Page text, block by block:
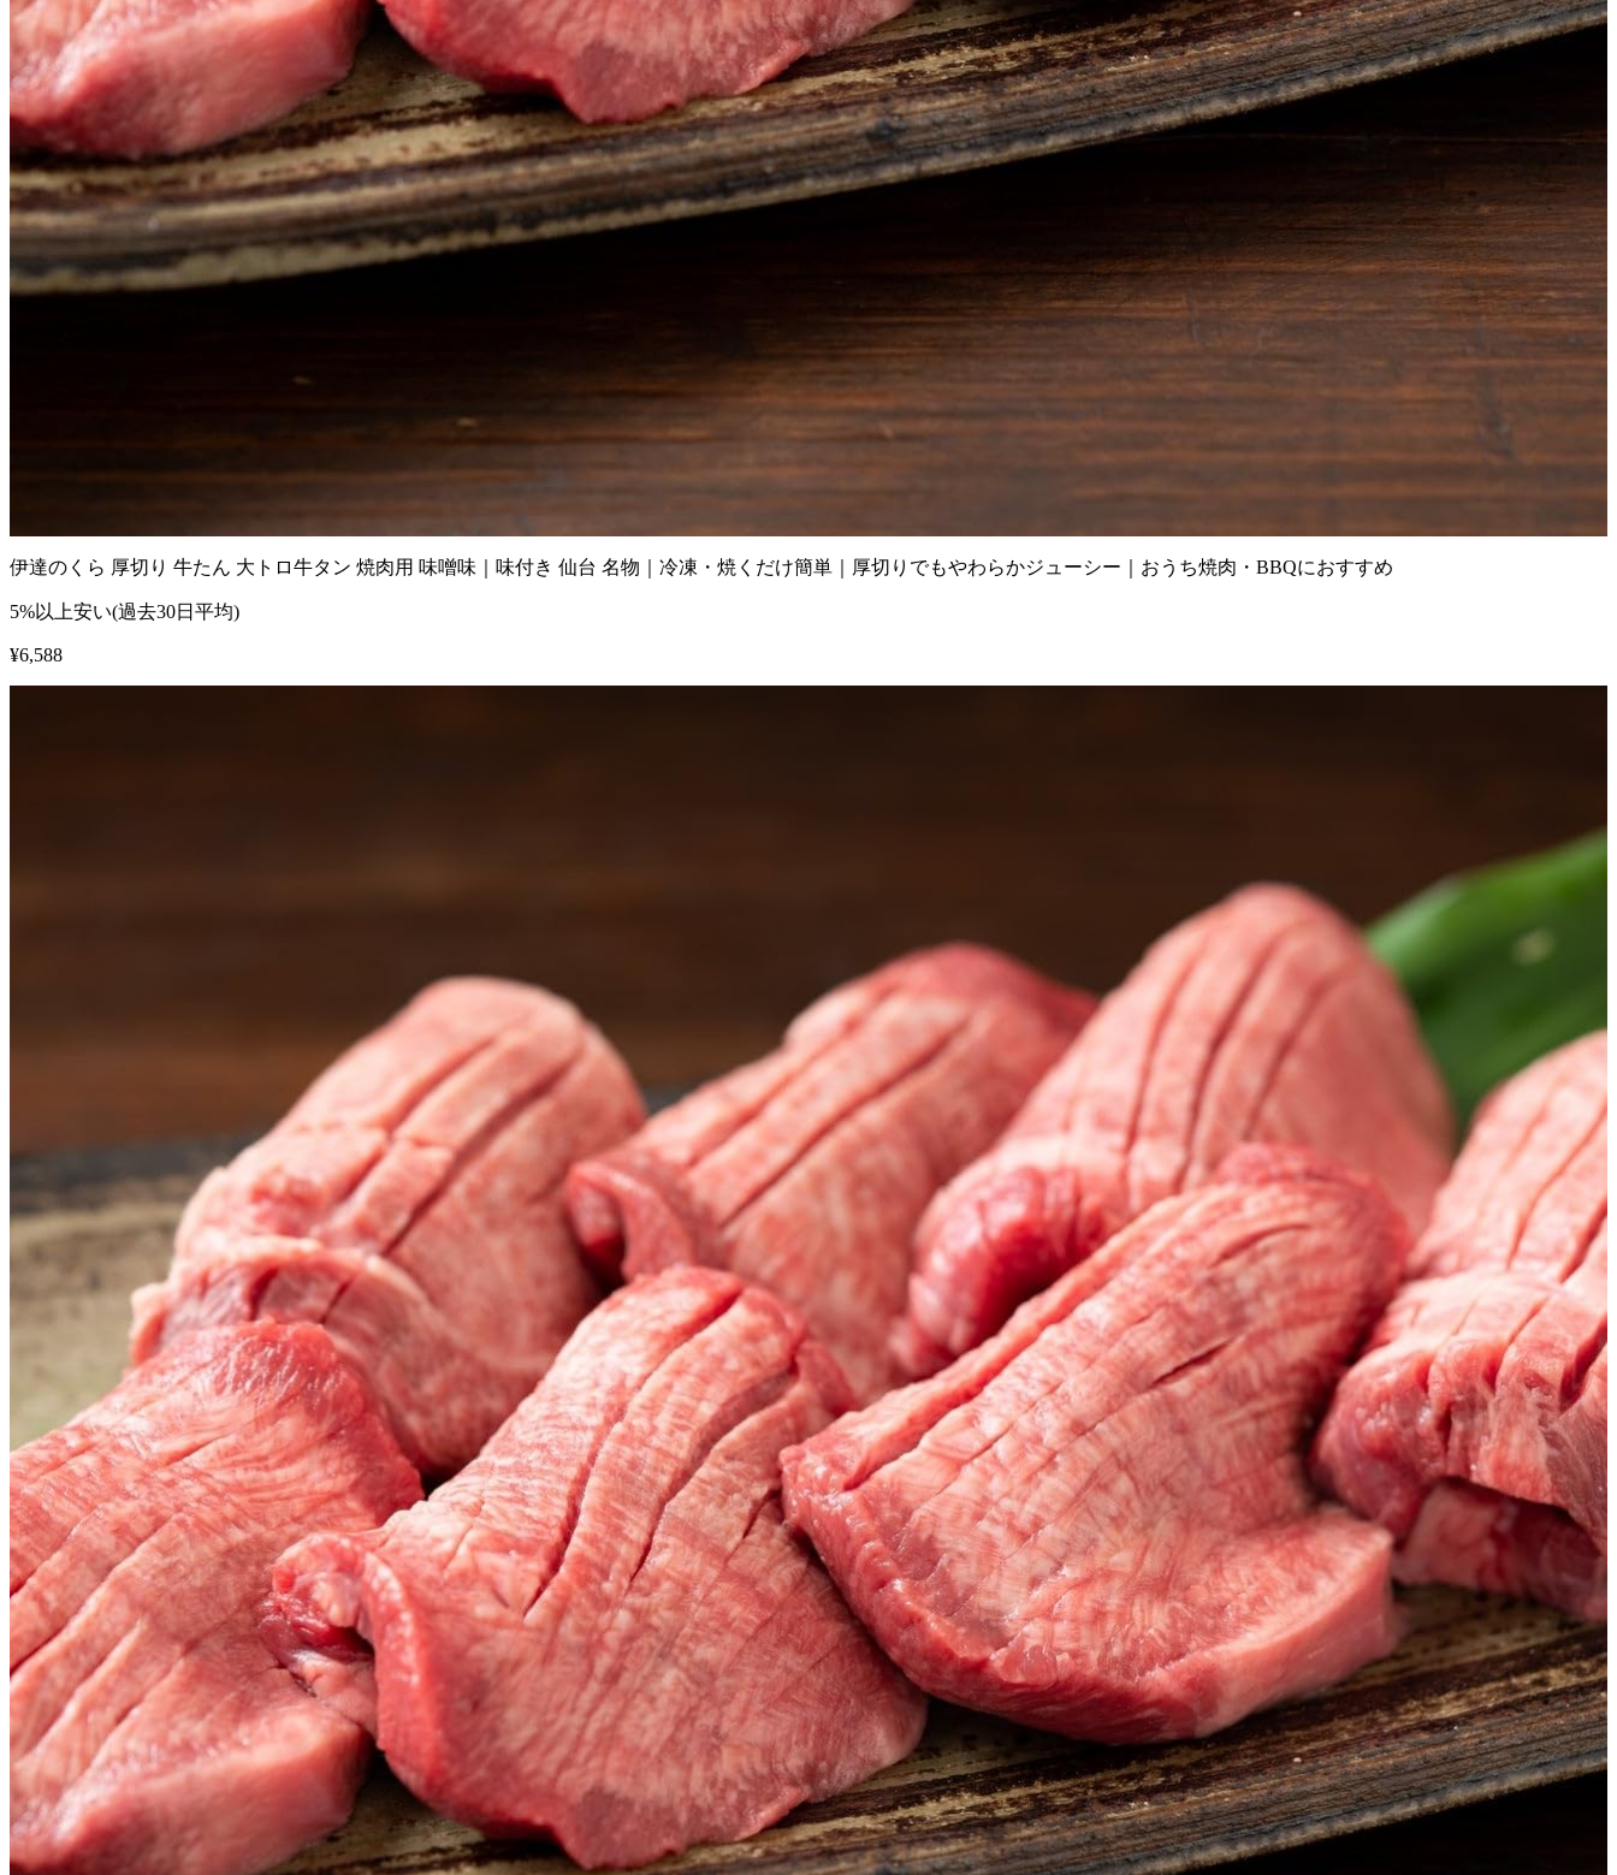
伊達のくら 厚切り 牛たん 大トロ牛タン 焼肉用 味噌味｜味付き 仙台 名物｜冷凍・焼くだけ簡単｜厚切りでもやわらかジューシー｜おうち焼肉・BBQにおすすめ
5%以上安い(過去30日平均)
¥6,588